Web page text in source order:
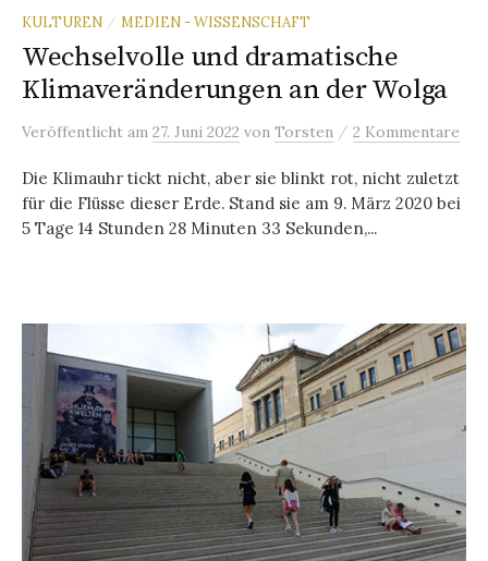
KULTUREN / MEDIEN - WISSENSCHAFT
Wechselvolle und dramatische
Klimaveränderungen an der Wolga
Veröffentlicht am 27. Juni 2022 von Torsten / 2 Kommentare
Die Klimauhr tickt nicht, aber sie blinkt rot, nicht zuletzt
für die Flüsse dieser Erde. Stand sie am 9. März 2020 bei
5 Tage 14 Stunden 28 Minuten 33 Sekunden,...